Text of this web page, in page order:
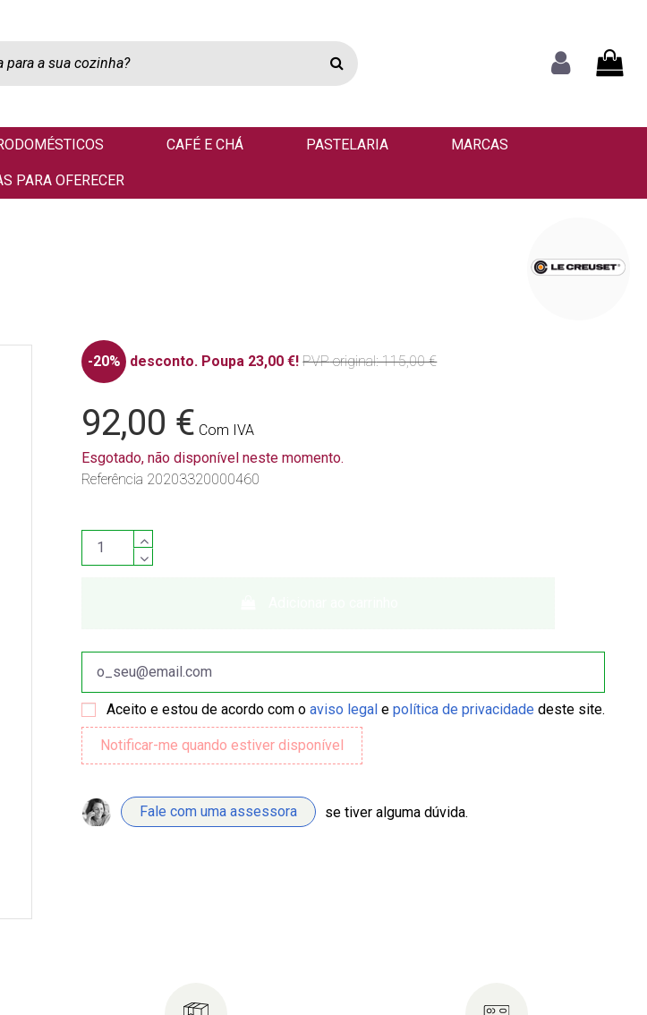
CAFÉ E CHÁ PASTELARIA MARCAS
PARA OFERECER
-20% desconto. Poupa 23,00 €! PVPoriginal: 115,00 €
92,00 € Com IVA
Esgotado, não disponível neste momento.
Referência 20203320000460
Aceito e estou de acordo com oaviso legal epolítica de privacidade deste site.
Fale com uma assessora se tiver alguma dúvida.